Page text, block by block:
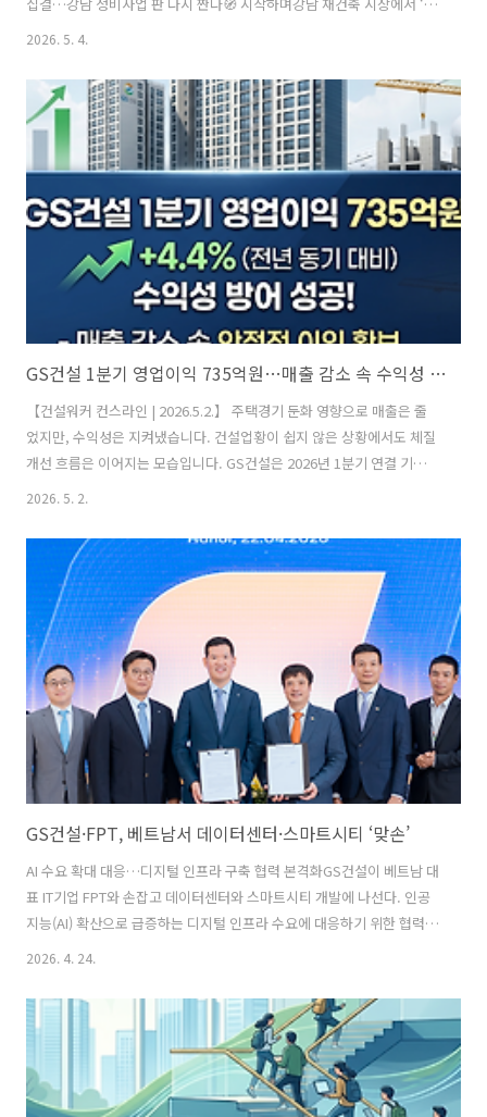
가 짓느냐’보다 ‘어떻게 짓느냐’가 더 중요해진 시대다. 이번 서초 프로젝
강남권 핵심 사업지를 가져가며 존재감을 키웠다.🏗️ 사업 핵심 요약사업
지: 서초진흥아파트 일대공사비: 약 6,793억 원규모: 지하 5층 ~ 지상 58
층, 5개 동, 879가구공사기간: 약 53개월기존 단지: 1979년 준공, 615가
구 → 초고층 재건축노후 중층 단지가 50층 이상 초고층 단지로 탈바꿈
2026. 5. 4.
GS건설 1분기 영업이익 735억원…매출 감소 속 수익성 방어
【건설워커 컨스라인 | 2026.5.2.】 주택경기 둔화 영향으로 매출은 줄
었지만, 수익성은 지켜냈습니다. 건설업황이 쉽지 않은 상황에서도 체질
개선 흐름은 이어지는 모습입니다. GS건설은 2026년 1분기 연결 기준
매출 2조4005억원, 영업이익 735억원을 기록했습니다. 매출은 전년 동
중심 경영’ 기조를 유지했습니다.사업부문별 흐름건축·주택사업본부 매
출이 1조4213억원으로 가장 큰 비중을 차지했고,인프라사업본부 3264
억원, 플랜트사업본부 2536억원 순입니다. 다만 부동산 경기 위축 영향
으로건축·주택사업 매출은 전년 대비 29.3% 감소했습니다.신규 수주
및 성장 포인트신규 수주는 2조6025억원을 기록했습니다. 주요 ..
2026. 5. 2.
GS건설·FPT, 베트남서 데이터센터·스마트시티 ‘맞손’
AI 수요 확대 대응…디지털 인프라 구축 협력 본격화GS건설이 베트남 대
표 IT기업 FPT와 손잡고 데이터센터와 스마트시티 개발에 나선다. 인공
지능(AI) 확산으로 급증하는 디지털 인프라 수요에 대응하기 위한 협력이
에는 양국 정부 및 주요 기관 관계자들이 참석했다. 이번 협력의 핵심은
베트남 내 대규모 데이터센터 공동 개발이다. 양측은 하이퍼스케일, 코로
케이션, 기업 수요를 모두 수용할 수 있는 시설을 구축하고, 확장성과 에
너지 효율, 냉각 성능을 설계 단계부터 반영할 계획이다. 초기에는 수십
메가와트(MW) 규모로 시작해 시장 상황에 따라 점진적으로 확대하는
2026. 4. 24.